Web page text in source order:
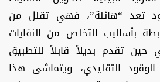
تعد “هائلة”، فهي تقلل من
بأساليب التخلص من النفايات
حين تقدم بديلاً قابلاً للتطبيق
التقليدي، ويتماشى هذا